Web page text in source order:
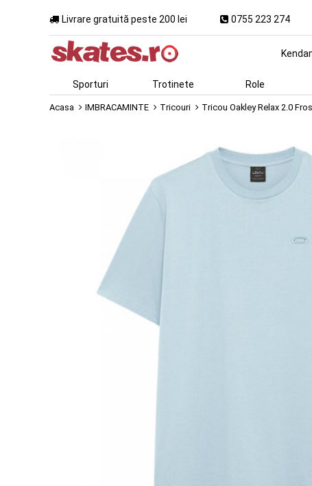
Livrare gratuită peste 200 lei 0755 223 274
Sporturi Trotinete Role
Acasa IMBRACAMINTE Tricouri Tricou Oakley Relax 2.0